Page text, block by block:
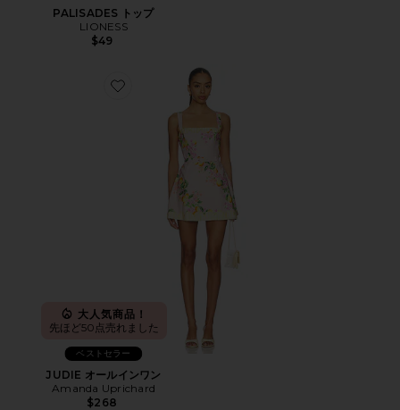
PALISADES トップ
LIONESS
$49
Favorite JUDIE オールインワン
大人気商品！
先ほど50点売れました
ベストセラー
JUDIE オールインワン
Amanda Uprichard
$268